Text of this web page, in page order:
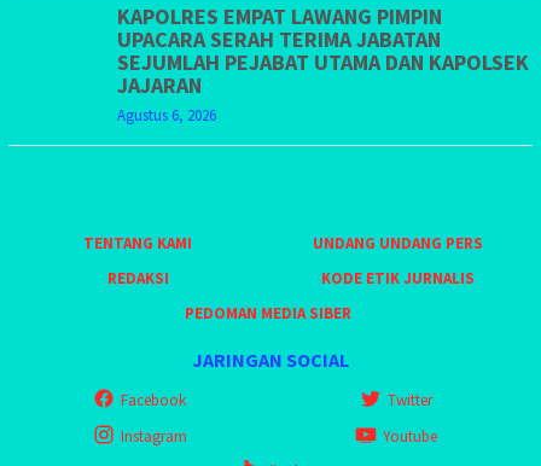
KAPOLRES EMPAT LAWANG PIMPIN
UPACARA SERAH TERIMA JABATAN
SEJUMLAH PEJABAT UTAMA DAN KAPOLSEK
JAJARAN
Agustus 6, 2026
TENTANG KAMI
UNDANG UNDANG PERS
REDAKSI
KODE ETIK JURNALIS
PEDOMAN MEDIA SIBER
JARINGAN SOCIAL
Facebook
Twitter
Instagram
Youtube